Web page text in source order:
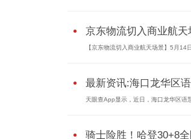
京东物流切入商业航天
【京东物流切入商业航天场景】5月14
最新资讯:海口龙华区
天眼查App显示，近日，海口龙华区语
骑士险胜！哈登30+8